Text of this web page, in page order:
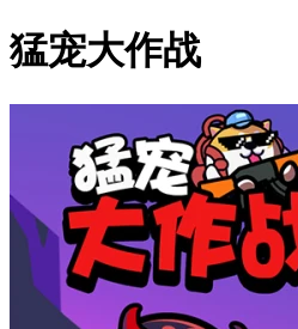
猛宠大作战